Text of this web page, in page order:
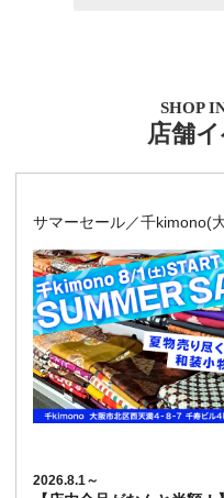
SHOP
店舗
サマーセール／千kimono(
2026.8.1～